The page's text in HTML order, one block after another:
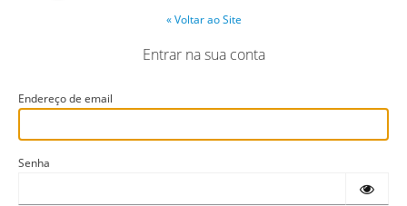
« Voltar ao Site
Entrar na sua conta
Endereço de email
Senha